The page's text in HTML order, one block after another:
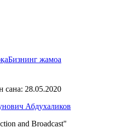
Бизнинг жамоа
28.05.2020
Абдухаликов
and Broadcast"